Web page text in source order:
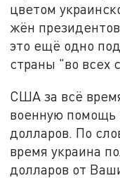
цветом
жён
это ещё одно
страны "во всех
США за всё
военную
долларов. По
время украина
долларов от